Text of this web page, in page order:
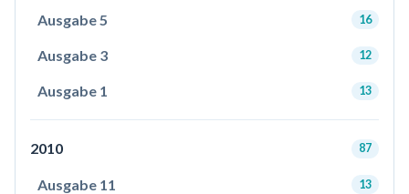
Ausgabe 5 16
Ausgabe 3 12
Ausgabe 1 13
2010 87
Ausgabe 11 13